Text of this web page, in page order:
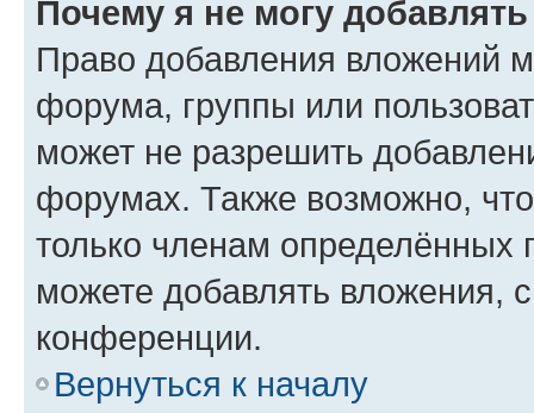
Почему я не могу
Право добавления вложений
форума, группы или
может не разрешить
форумах. Также возможно,
только членам определённых
можете добавлять вложения,
конференции.
Вернуться к началу